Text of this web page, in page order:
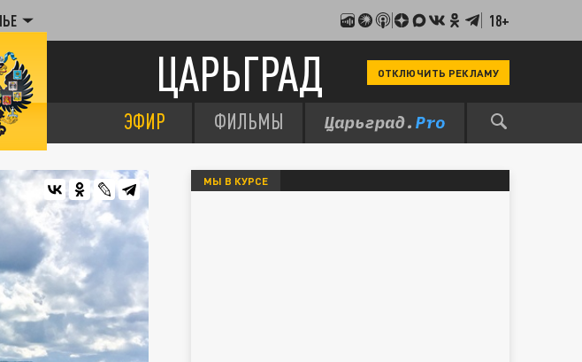
18+
ЦАРЬГРАД ОТКЛЮЧИТЬ РЕКЛАМУ
ЭФИР ФИЛЬМЫ
МЫ В КУРСЕ